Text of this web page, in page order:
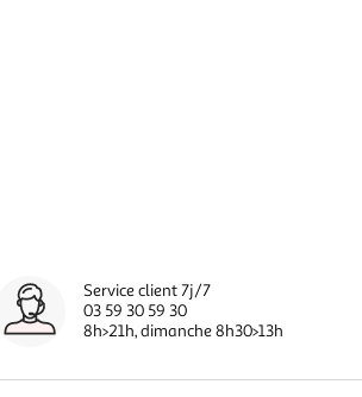
Service client 7j/7
03 59 30 59 30
8h>21h, dimanche 8h30>13h